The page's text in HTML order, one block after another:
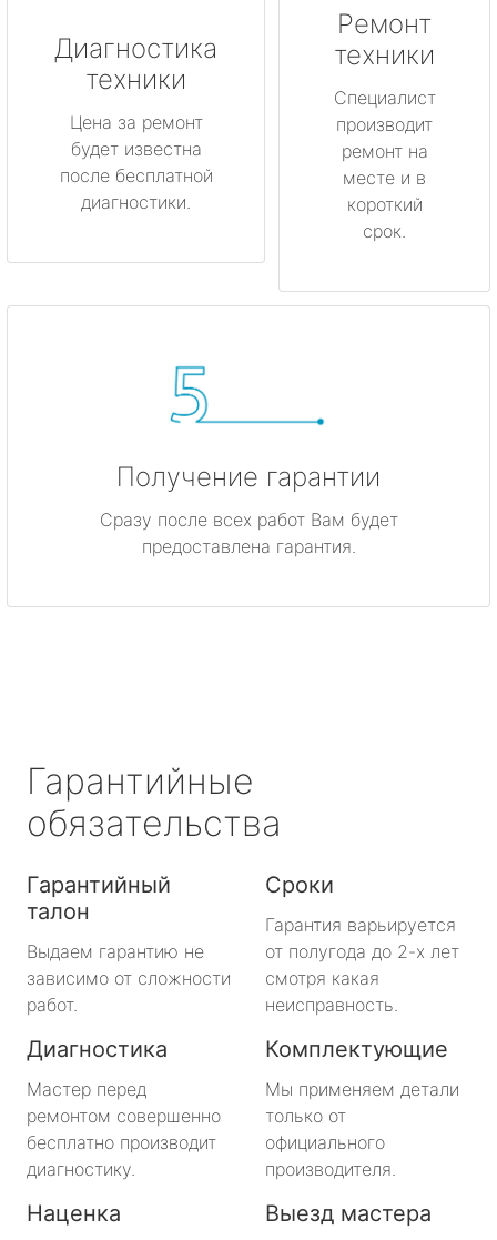
Диагностика
техники
Цена за ремонт
будет известна
после бесплатной
диагностики.
Ремонт
техники
Специалист
производит
ремонт на
месте и в
короткий
срок.
Получение гарантии
Сразу после всех работ Вам будет
предоставлена гарантия.
Гарантийные
обязательства
Гарантийный
талон
Выдаем гарантию не
зависимо от сложности
работ.
Сроки
Гарантия варьируется
от полугода до 2-х лет
смотря какая
неисправность.
Диагностика
Мастер перед
ремонтом совершенно
бесплатно производит
диагностику.
Комплектующие
Мы применяем детали
только от
официального
производителя.
Наценка Выезд мастера